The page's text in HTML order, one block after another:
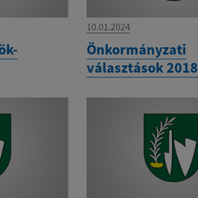
10.01.2024
Önkormányzati
választások 2018